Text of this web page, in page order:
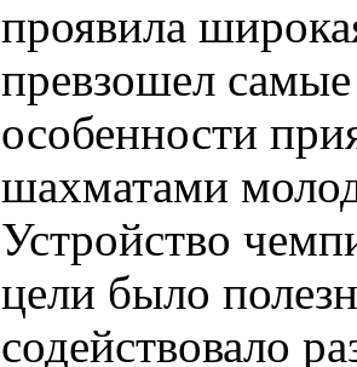
проявила
превзошел
особенности
шахматами
Устройство
цели было
содействовало